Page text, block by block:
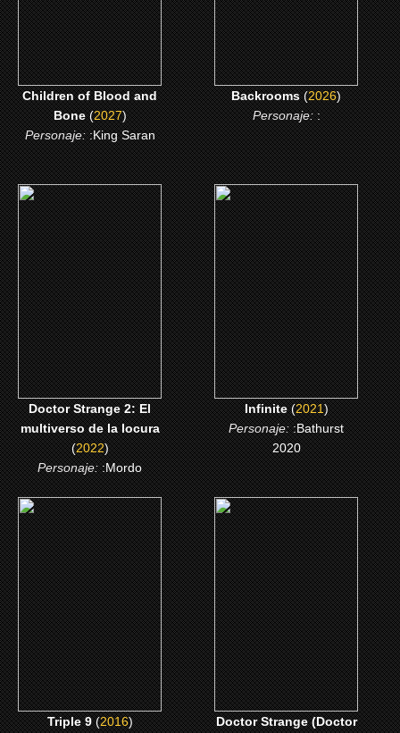
CLICK ME
Children of Blood and
Bone(2027)
Personaje::King Saran
CLICK ME
Backrooms(2026)
Personaje::
(2022)
Doctor Strange 2: El
multiverso de la locura
CLICK ME
Doctor Strange 2: El
multiverso de la locura
(2022)
Personaje::Mordo
(2021)
Infinite
CLICK ME
Infinite(2021)
Personaje::Bathurst
2020
(2016)
Triple 9
CLICK ME
Triple 9(2016)
(2016)
Doctor Strange (Doctor
Extraño)
CLICK ME
Doctor Strange (Doctor